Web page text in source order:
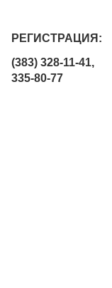
РЕГИСТРАЦИЯ:
(383) 328-11-41,
335-80-77